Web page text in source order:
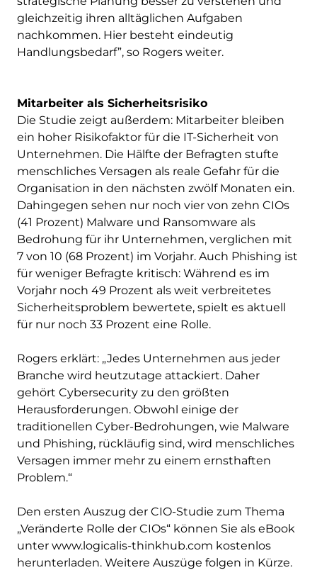
gleichzeitig ihren alltäglichen Aufgaben
nachkommen. Hier besteht eindeutig
Handlungsbedarf”, so Rogers weiter.
Mitarbeiter als Sicherheitsrisiko
Die Studie zeigt außerdem: Mitarbeiter bleiben
ein hoher Risikofaktor für die IT-Sicherheit von
Unternehmen. Die Hälfte der Befragten stufte
menschliches Versagen als reale Gefahr für die
Organisation in den nächsten zwölf Monaten ein.
Dahingegen sehen nur noch vier von zehn CIOs
(41 Prozent) Malware und Ransomware als
Bedrohung für ihr Unternehmen, verglichen mit
7 von 10 (68 Prozent) im Vorjahr. Auch Phishing ist
für weniger Befragte kritisch: Während es im
Vorjahr noch 49 Prozent als weit verbreitetes
Sicherheitsproblem bewertete, spielt es aktuell
für nur noch 33 Prozent eine Rolle.
Rogers erklärt: „Jedes Unternehmen aus jeder
Branche wird heutzutage attackiert. Daher
gehört Cybersecurity zu den größten
Herausforderungen. Obwohl einige der
traditionellen Cyber-Bedrohungen, wie Malware
und Phishing, rückläufig sind, wird menschliches
Versagen immer mehr zu einem ernsthaften
Problem.“
Den ersten Auszug der CIO-Studie zum Thema
„Veränderte Rolle der CIOs“ können Sie als eBook
unter www.logicalis-thinkhub.com kostenlos
herunterladen. Weitere Auszüge folgen in Kürze.